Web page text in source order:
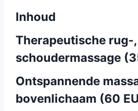
Inhoud
Therapeutische rug-
schoudermassage
Ontspannende
bovenlichaam (60